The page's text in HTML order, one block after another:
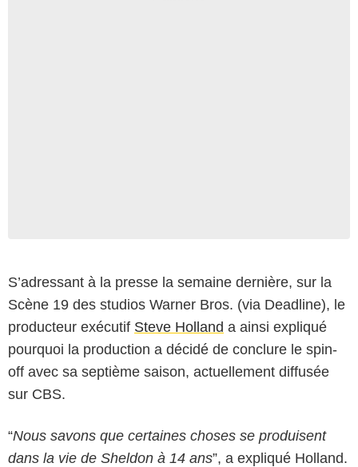
S’adressant à la presse la semaine dernière, sur la
Scène 19 des studios Warner Bros. (via Deadline), le
producteur exécutif Steve Holland a ainsi expliqué
pourquoi la production a décidé de conclure le spin-
off avec sa septième saison, actuellement diffusée
sur CBS.
“Nous savons que certaines choses se produisent
dans la vie de Sheldon à 14 ans”, a expliqué Holland.